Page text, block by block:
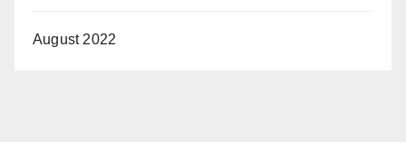
August 2022